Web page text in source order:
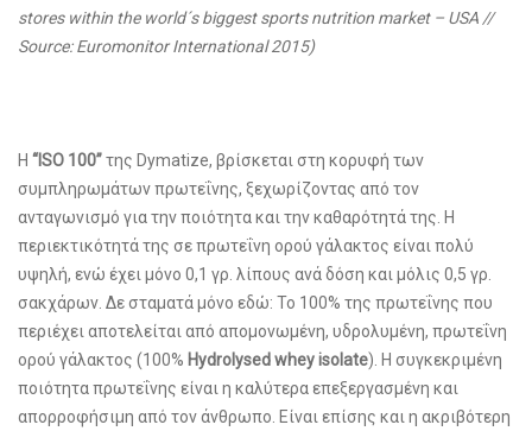
stores within the world´s biggest sports nutrition market – USA //
Source: Euromonitor International 2015)
Η “ISO 100”της Dymatize, βρίσκεται στη κορυφή των
συμπληρωμάτων πρωτεΐνης, ξεχωρίζoντας από τον
ανταγωνισμό για την ποιότητα και την καθαρότητά της. Η
περιεκτικότητά της σε πρωτεΐνη ορού γάλακτος είναι πολύ
υψηλή, ενώ έχει μόνο 0,1 γρ. λίπους ανά δόση και μόλις 0,5 γρ.
σακχάρων. Δε σταματά μόνο εδώ: Το 100% της πρωτεΐνης που
περιέχει αποτελείται από απομονωμένη, υδρολυμένη, πρωτεΐνη
ορού γάλακτος (100% Hydrolysed whey isolate). Η συγκεκριμένη
ποιότητα πρωτεΐνης είναι η καλύτερα επεξεργασμένη και
απορροφήσιμη από τον άνθρωπο. Είναι επίσης και η ακριβότερη